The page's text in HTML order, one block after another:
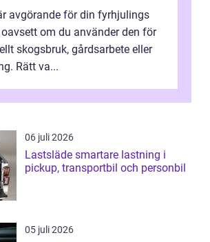
avgörande för din fyrhjulings
om du använder den för
skogsbruk, gårdsarbete eller
Rätt va...
06 juli 2026
Lastsläde smartare lastning i
pickup, transportbil och personbil
05 juli 2026